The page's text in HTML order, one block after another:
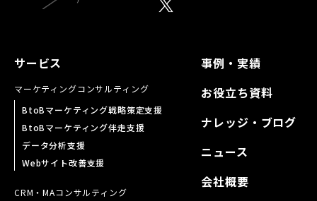
サービス
マーケティングコンサルティング
BtoBマーケティング戦略策定支援
BtoBマーケティング伴走支援
データ分析支援
Webサイト改善支援
CRM・MAコンサルティング
事例・実績
お役立ち資料
ナレッジ・ブログ
ニュース
会社概要